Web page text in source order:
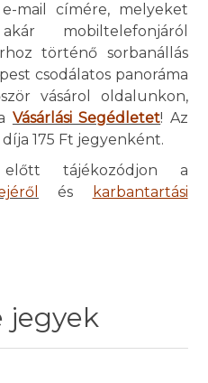
mail címére, melyeket
mobiltelefonjáról
történő sorbanállás
csodálatos panoráma
vásárol oldalunkon,
Vásárlási Segédletet! Az
175 Ft jegyenként.
tájékozódjon a
és
karbantartási
jegyek